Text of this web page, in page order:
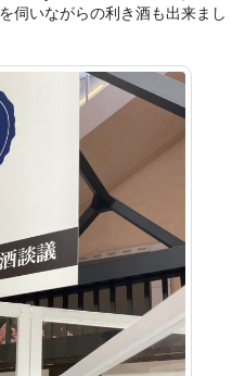
伺いながらの利き酒も出来まし